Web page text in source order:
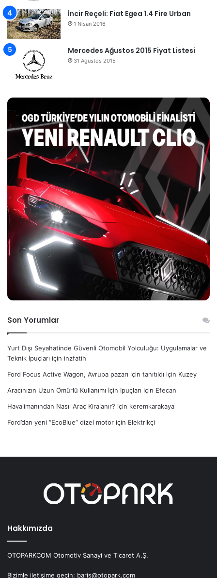
İncir Reçeli: Fiat Egea 1.4 Fire Urban
1 Nisan 2016
Mercedes Ağustos 2015 Fiyat Listesi
31 Ağustos 2015
Son Yorumlar
Yurt Dışı Seyahatinde Güvenli Otomobil Yolculuğu: Uygulamalar ve
Teknik İpuçları için inzfatih
Ford Focus Active Wagon, Avrupa pazarı için tanıtıldı için Kuzey
Aracınızın Uzun Ömürlü Kullanımı İçin İpuçları için Efecan
Havalimanından Nasıl Araç Kiralanır? için keremkarakaya
Ford’dan yeni “EcoBlue” dizel motor için Elektrikçi
Hakkımızda
OTOPARKCOM Otomotiv Sanayi ve Ticaret A.Ş.
Bizimle iletişime geçin: baris@otopark.com